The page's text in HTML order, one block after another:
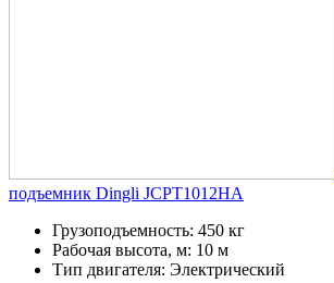
подъемник Dingli JCPT1012HA
Грузоподъемность: 450 кг
Рабочая высота, м: 10 м
Тип двигателя: Электрический